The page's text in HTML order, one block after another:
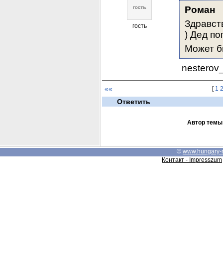
гость
Роман
) Дед
Может
«« [ 1 2
Ответить
Автор темы
© www.hungary-
Контакт - Impresszum